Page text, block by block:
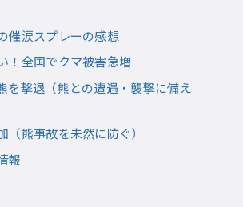
催涙スプレーの感想
！全国でクマ被害急増
を撃退（熊との遭遇・襲撃に備え
（熊事故を未然に防ぐ）
報